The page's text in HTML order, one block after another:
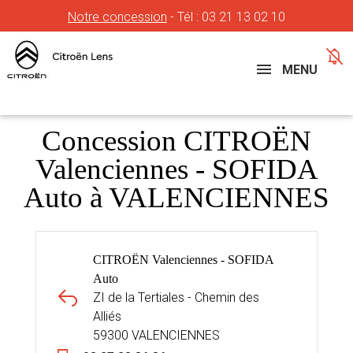
Notre concession - Tél : 03 21 13 02 10
Concessions
MENU
Concession CITROËN
Valenciennes - SOFIDA
Auto à VALENCIENNES
CITROËN Valenciennes - SOFIDA
Auto
ZI de la Tertiales - Chemin des
Alliés
59300 VALENCIENNES